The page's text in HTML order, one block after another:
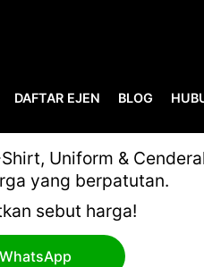
DAFTAR EJEN BLOG
Uniform &
yang berpatutan.
sebut harga!